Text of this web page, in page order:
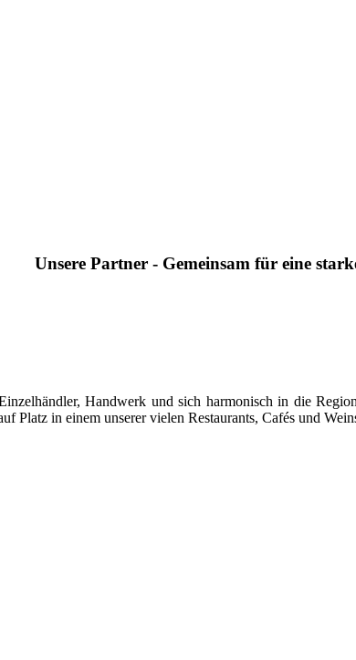
Unsere Partner - Gemeinsam für eine
Handwerk und sich harmonisch in die
Platz in einem unserer vielen Restaurants, Cafés und